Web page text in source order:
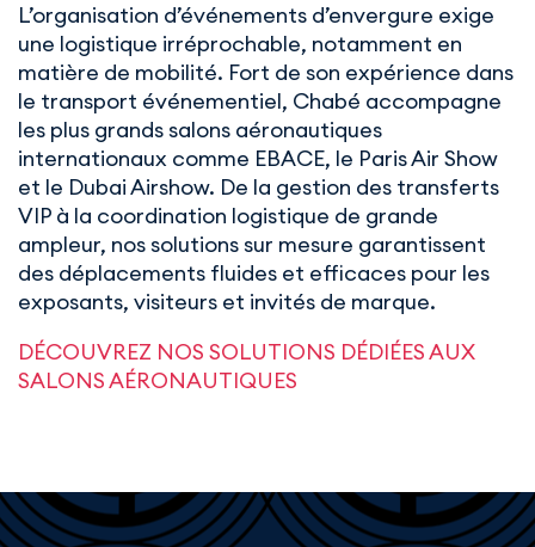
L’organisation d’événements d’envergure exige
une logistique irréprochable, notamment en
matière de mobilité. Fort de son expérience dans
le transport événementiel, Chabé accompagne
les plus grands salons aéronautiques
internationaux comme EBACE, le Paris Air Show
et le Dubai Airshow. De la gestion des transferts
VIP à la coordination logistique de grande
ampleur, nos solutions sur mesure garantissent
des déplacements fluides et efficaces pour les
exposants, visiteurs et invités de marque.
DÉCOUVREZ NOS SOLUTIONS DÉDIÉES AUX
SALONS AÉRONAUTIQUES